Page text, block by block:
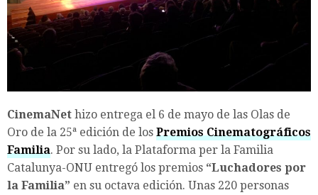
CinemaNet hizo entrega el 6 de mayo de las Olas de
Oro de la 25ª edición de los Premios Cinematográficos
Familia. Por su lado, la Plataforma per la Familia
Catalunya-ONU entregó los premios “Luchadores por
la Familia” en su octava edición. Unas 220 personas